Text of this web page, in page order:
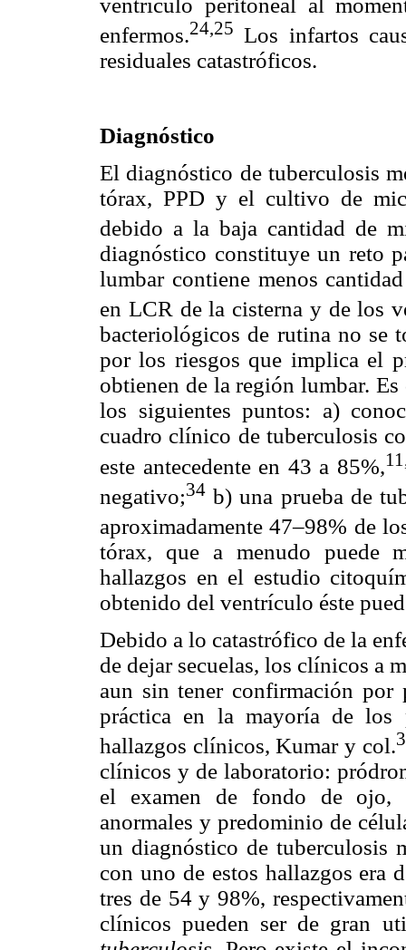
ventrículo peritoneal al
enfermos.24,25 Los infartos
residuales catastróficos.
Diagnóstico
El diagnóstico de tuberculosis
tórax, PPD y el cultivo de
debido a la baja cantidad de
diagnóstico constituye un reto
lumbar contiene menos
en LCR de la cisterna y de los
bacteriológicos de rutina no se
por los riesgos que implica el
obtienen de la región lumbar.
los siguientes puntos: a)
cuadro clínico de tuberculosis
este antecedente en 43 a 85%,
negativo;34 b) una prueba de
aproximadamente 47–98% de
tórax, que a menudo puede
hallazgos en el estudio
obtenido del ventrículo éste
Debido a lo catastrófico de la
de dejar secuelas, los clínicos a
aun sin tener confirmación por
práctica en la mayoría de los
hallazgos clínicos, Kumar y col.
clínicos y de laboratorio:
el examen de fondo de ojo,
anormales y predominio de
un diagnóstico de tuberculosis
con uno de estos hallazgos
tres de 54 y 98%,
clínicos pueden ser de gran